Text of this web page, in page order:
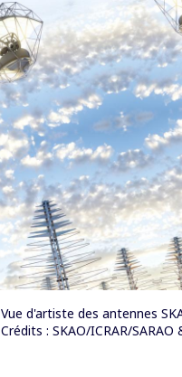
Vue d'artiste des antennes
Crédits : SKAO/ICRAR/